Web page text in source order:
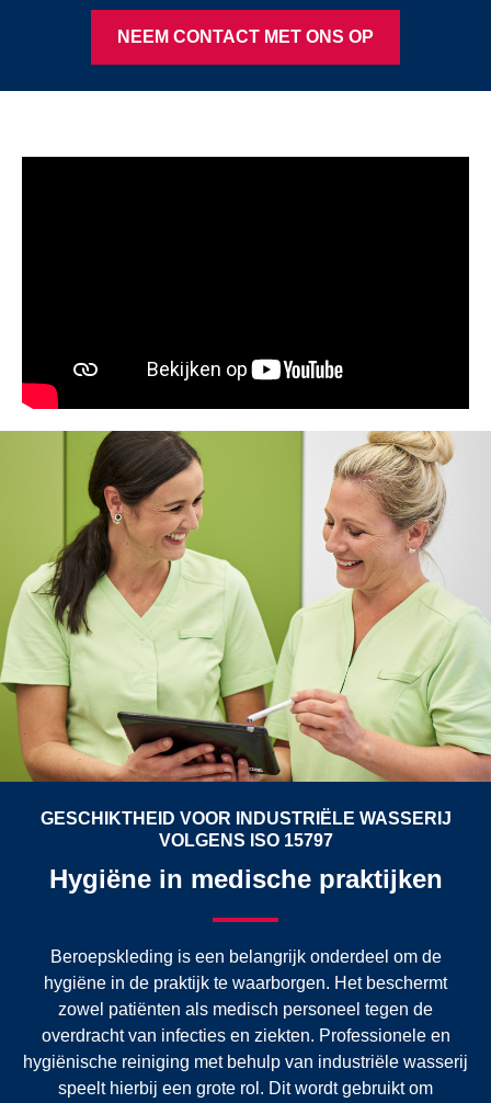
NEEM CONTACT MET ONS OP
GESCHIKTHEID VOOR INDUSTRIËLE WASSERIJ
VOLGENS ISO 15797
Hygiëne in medische praktijken
Beroepskleding is een belangrijk onderdeel om de
hygiëne in de praktijk te waarborgen. Het beschermt
zowel patiënten als medisch personeel tegen de
overdracht van infecties en ziekten. Professionele en
hygiënische reiniging met behulp van industriële wasserij
speelt hierbij een grote rol. Dit wordt gebruikt om